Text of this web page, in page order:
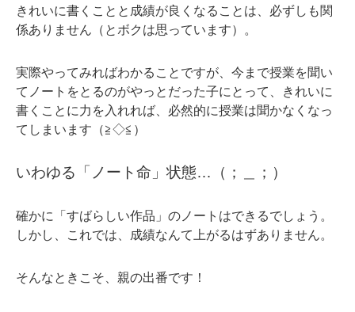
きれいに書くことと成績が良くなることは、必ずしも関
係ありません（とボクは思っています）。
実際やってみればわかることですが、今まで授業を聞い
てノートをとるのがやっとだった子にとって、きれいに
書くことに力を入れれば、必然的に授業は聞かなくなっ
てしまいます（≧◇≦）
いわゆる「ノート命」状態…（；＿；）
確かに「すばらしい作品」のノートはできるでしょう。
しかし、これでは、成績なんて上がるはずありません。
そんなときこそ、親の出番です！